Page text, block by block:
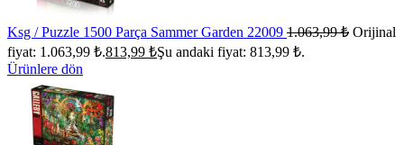
Ksg / Puzzle 1500 Parça Sammer Garden 22009 1.063,99₺ Orijinal
fiyat: 1.063,99 ₺.813,99 ₺Şu andaki fiyat: 813,99 ₺.
Ürünlere dön